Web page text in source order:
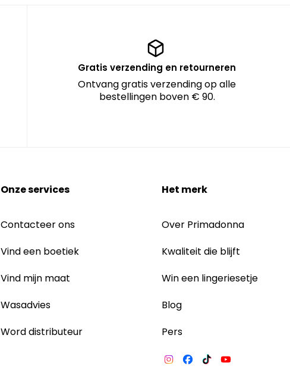
Gratis verzending en retourneren
Ontvang gratis verzending op alle
bestellingen boven € 90.
Onze services
Contacteer ons
Vind een boetiek
Vind mijn maat
Wasadvies
Word distributeur
Het merk
Over Primadonna
Kwaliteit die blijft
Win een lingeriesetje
Blog
Pers